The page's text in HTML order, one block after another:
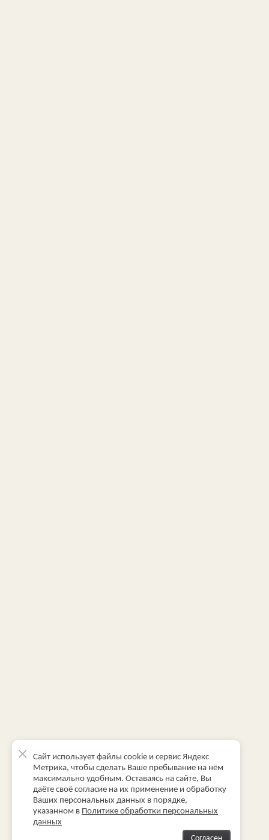
Сайт использует файлы cookie и сервис Яндекс
Метрика, чтобы сделать Ваше пребывание на нём
максимально удобным. Оставаясь на сайте, Вы
даёте своё согласие на их применение и обработку
Ваших персональных данных в порядке,
указанном в Политике обработки персональных
данных